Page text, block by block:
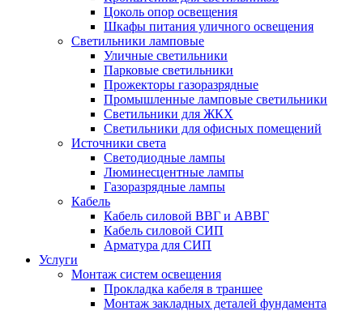
Цоколь опор освещения
Шкафы питания уличного освещения
Светильники ламповые
Уличные светильники
Парковые светильники
Прожекторы газоразрядные
Промышленные ламповые светильники
Светильники для ЖКХ
Светильники для офисных помещений
Источники света
Светодиодные лампы
Люминесцентные лампы
Газоразрядные лампы
Кабель
Кабель силовой ВВГ и АВВГ
Кабель силовой СИП
Арматура для СИП
Услуги
Монтаж систем освещения
Прокладка кабеля в траншее
Монтаж закладных деталей фундамента